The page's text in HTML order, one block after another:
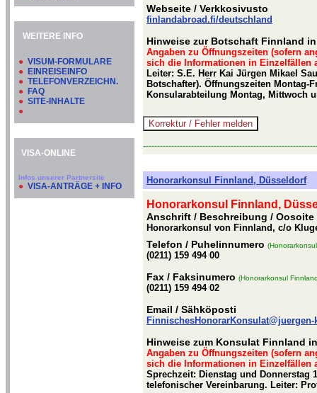
WEITERE INFO
● VISUM-FORMULARE
● EINREISEINFO
● TELEFONVERZEICHN.
● FAQ
● SITE-INHALTE
●
VISA-ONLINE
Infos unserer Partnersite
● VISA-ANTRÄGE + INFO
Webseite / Verkkosivusto
finlandabroad.fi/deutschland
Hinweise zur Botschaft Finnland
Angaben zu Öffnungszeiten (sofern
sich die Informationen in Einzelfällen
Leiter: S.E. Herr Kai Jürgen Mikael
Botschafter). Öffnungszeiten Montag-
Konsularabteilung Montag, Mittwoch
Honorarkonsul Finnland, Düsseldorf
Honorarkonsul Finnland,
Anschrift / Beschreibung / Oosoite
Honorarkonsul von Finnland, c/o
Telefon / Puhelinnumero
(0211) 159 494 00
Fax / Faksinumero (Honorarkonsul
(0211) 159 494 02
Email / Sähköposti
Hinweise zum Konsulat Finnland
Angaben zu Öffnungszeiten (sofern
sich die Informationen in Einzelfällen
Sprechzeit: Dienstag und Donnerstag
telefonischer Vereinbarung. Leiter: